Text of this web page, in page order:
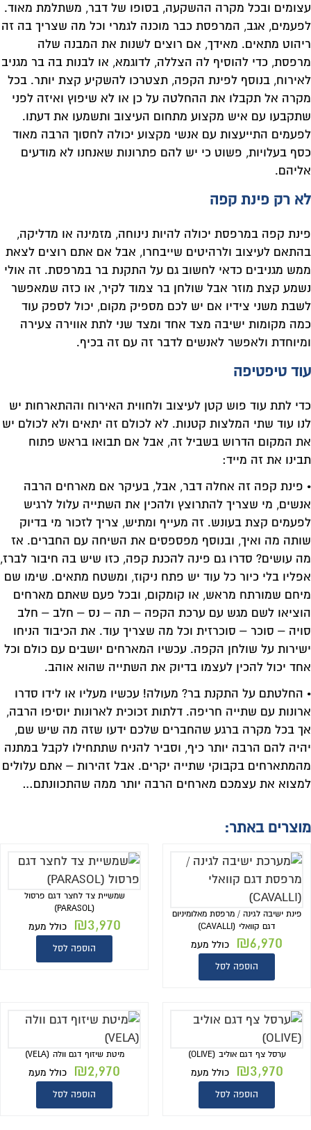
עצומים ובכל מקרה ההשקעה, בסופו של דבר, משתלמת מאוד.
לפעמים, אגב, המרפסת כבר מוכנה לגמרי וכל מה שצריך בה זה
ריהוט מתאים. מאידך, אם רוצים לשנות את המבנה שלה
מרפסת, כדי להוסיף לה הצללה, לדוגמא, או לבנות בה בר מגניב
לאירוח, בנוסף לפינת הקפה, תצטרכו להשקיע קצת יותר. בכל
מקרה אל תקבלו את ההחלטה על כן או לא שיפוץ ואיזה לפני
שתקבעו עם איש מקצוע מתחום העיצוב ותשמעו את דעתו.
לפעמים התייעצות עם אנשי מקצוע יכולה לחסוך הרבה מאוד
כסף בעלויות, פשוט כי יש להם פתרונות שאנחנו לא מודעים
אליהם.
לא רק פינת קפה
פינת קפה במרפסת יכולה להיות נינוחה, מזמינה או מדליקה,
בהתאם לעיצוב ולרהיטים שייבחרו, אבל אם אתם רוצים לצאת
ממש מגניבים כדאי לחשוב גם על התקנת בר במרפסת. זה אולי
נשמע קצת מוזר אבל שולחן בר צמוד לקיר, או כזה שמאפשר
לשבת משני צידיו אם יש לכם מספיק מקום, יכול לספק עוד
כמה מקומות ישיבה מצד אחד ומצד שני לתת אווירה צעירה
ומיוחדת ולאפשר לאנשים לדבר זה עם זה בכיף.
עוד טיפטיפה
כדי לתת עוד פוש קטן לעיצוב ולחווית האירוח וההתארחות יש
לנו עוד שתי המלצות קטנות. לא לכולם זה יתאים ולא לכולם יש
את המקום הדרוש בשביל זה, אבל אם תבואו בראש פתוח
תבינו את זה מייד:
• פינת קפה זה אחלה דבר, אבל, בעיקר אם מארחים הרבה
אנשים, מי שצריך להתרוצץ ולהכין את השתייה עלול לרגיש
לפעמים קצת בעונש. זה מעייף ומתיש, צריך לזכור מי בדיוק
שותה מה ואיך, ובנוסף מפספסים את השיחה עם החברים. אז
מה עושים? סדרו גם פינה להכנת קפה, כזו שיש בה חיבור לברז,
אפליו בלי כיור כל עוד יש פתח ניקוז, ומשטח מתאים. שימו שם
מיחם שמורתח מראש, או קומקום, ובכל פעם שאתם מארחים
הוציאו לשם מגש עם ערכת הקפה – תה – נס – חלב – חלב
סויה – סוכר – סוכרזית וכל מה שצריך עוד. את הכיבוד הניחו
ישירות על שולחן הקפה. עכשיו המארחים יושבים עם כולם וכל
אחד יכול להכין לעצמו בדיוק את השתייה שהוא אוהב.
• החלטתם על התקנת בר? מעולה! עכשיו מעליו או לידו סדרו
ארונות עם שתייה חריפה. דלתות זכוכית לארונות יוסיפו הרבה,
אך בכל מקרה ברגע שהחברים שלכם ידעו שזה מה שיש שם,
יהיה להם הרבה יותר כיף, וסביר להניח שתתחילו לקבל במתנה
מהמתארחים בקבוקי שתייה יקרים. אבל זהירות – אתם עלולים
למצוא את עצמכם מארחים הרבה יותר ממה שהתכוונתם…
מוצרים באתר:
פינת ישיבה לגינה / מרפסת מאלומיניום
דגם קוואלי (CAVALLI)
₪6,970 כולל מעמ
הוספה לסל
שמשיית צד לחצר דגם פרסול
(PARASOL)
₪3,970 כולל מעמ
הוספה לסל
ערסל צף דגם אוליב (OLIVE)
₪3,970 כולל מעמ
הוספה לסל
מיטת שיזוף דגם וולה (VELA)
₪2,970 כולל מעמ
הוספה לסל